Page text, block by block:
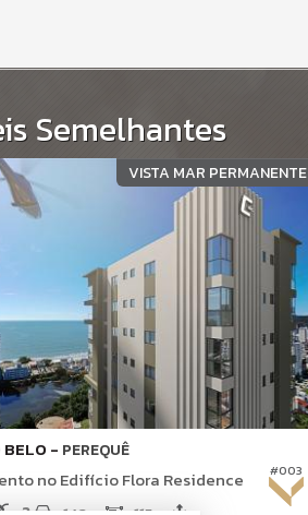
Semelhantes
VISTA MAR PERMANENTE
#003
- PEREQUÊ
no Edifício Flora Residence